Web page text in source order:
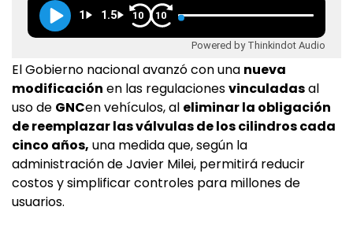
1 1.5 10 10
Powered by Thinkindot Audio
El Gobierno nacional avanzó con una nueva
modificación en las regulacionesvinculadasal
uso de GNCen vehículos, al eliminar la obligación
de reemplazar las válvulas de los cilindros cada
cinco años, una medida que, según la
administración de Javier Milei, permitirá reducir
costos y simplificar controles para millones de
usuarios.